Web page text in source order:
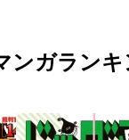
ンガラン